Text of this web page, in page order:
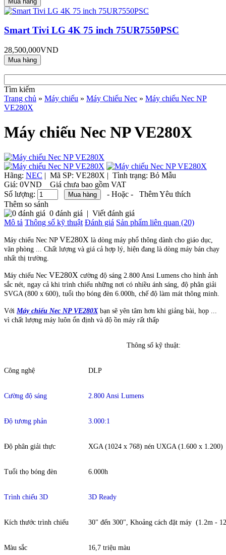
Smart Tivi LG 4K 75 inch 75UR7550PSC
28,500,000VND
Tìm kiếm
Trang chủ » Máy chiếu » Máy Chiếu Nec » Máy chiếu Nec NP
VE280X
Máy chiếu Nec NP VE280X
Hãng: NEC | Mã SP: VE280X | Tình trạng: Bỏ Mẫu
Giá: 0VND
Giá chưa bao gồm VAT
Số lượng:
- Hoặc -
Thêm Yêu thích
Thêm so sánh
0 đánh giá | Viết đánh giá
Mô tả Thông số kỹ thuật Đánh giá Sản phẩm liên quan (20)
Máy chiếu Nec NP VE280X là dòng máy phổ thông dành cho giáo dục,
văn phòng ... Chất lượng và giá cả hợp lý, hiện đang là dòng máy bán chạy
nhất thị trường.
Máy chiếu Nec VE280X cường độ sáng 2.800 Ansi Lumens cho hình ảnh
sắc nét, ngay cả khi trình chiếu những nơi có nhiều ánh sáng, độ phân giải
SVGA (800 x 600), tuổi thọ bóng đèn 6.000h, chế độ làm mát thông minh.
Với Máy chiếu Nec NP VE280Xbạn sẽ yên tâm hơn khi giảng bài, họp ...
vì chất lượng máy luôn ổn định và độ ồn máy rất thấp
Thông số kỹ thuật:
Công nghệ DLP
Cường độ sáng 2.800 Ansi Lumens
Độ tương phản 3.000:1
Độ phân giải thực XGA (1024 x 768) nén UXGA (1.600 x 1.200)
Tuổi thọ bóng đèn 6.000h
Trình chiếu 3D 3D Ready
Kích thước trình chiếu 30" đến 300", Khoảng cách đặt máy (1.2m -
Màu sắc 16,7 triệu màu